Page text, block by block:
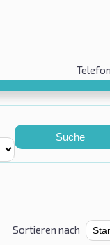
Suche
Sortieren nach